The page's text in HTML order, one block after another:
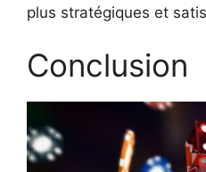
plus stratégiques et
Conclusion